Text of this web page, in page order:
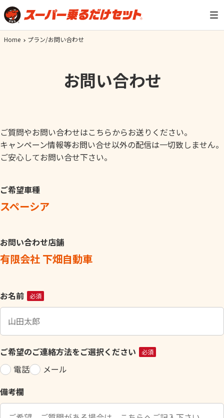
Home プラン/お問い合わせ
お問い合わせ
ご質問やお問い合わせはこちらからお送りください。
キャンペーン情報等お問い合せ以外の配信は一切致しません。
ご安心してお問い合せ下さい。
ご希望車種
スペーシア
お問い合わせ店舗
有限会社 下畑自動車
こ
の
ィ
ー
ル
ド
空
の
お名前 必須
ご希望のご連絡方法をご選択ください 必須
電話
メール
備考欄